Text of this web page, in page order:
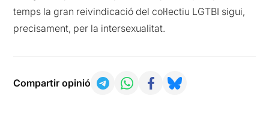
temps la gran reivindicació del col·lectiu LGTBI sigui,
precisament, per la intersexualitat.
Compartir opinió